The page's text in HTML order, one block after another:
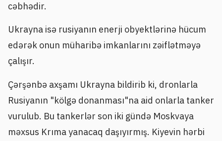
cəbhədir.
Ukrayna isə rusiyanın enerji obyektlərinə hücum
edərək onun müharibə imkanlarını zəiflətməyə
çalışır.
Çərşənbə axşamı Ukrayna bildirib ki, dronlarla
Rusiyanın "kölgə donanması"na aid onlarla tanker
vurulub. Bu tankerlər son iki gündə Moskvaya
məxsus Krıma yanacaq daşıyırmış. Kiyevin hərbi